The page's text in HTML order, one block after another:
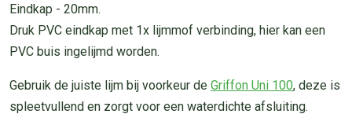
Eindkap - 20mm.
Druk PVC eindkap met 1x lijmmof verbinding, hier kan een
PVC buis ingelijmd worden.
Gebruik de juiste lijm bij voorkeur de Griffon Uni 100, deze is
spleetvullend en zorgt voor een waterdichte afsluiting.